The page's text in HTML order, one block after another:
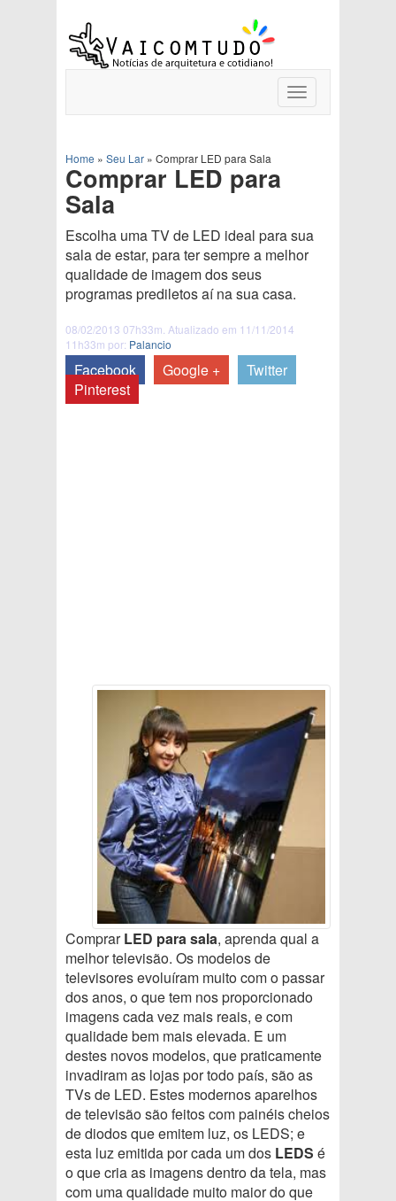
Toggle
navigation
Home » Seu Lar » Comprar LED para Sala
Comprar LED para
Sala
Escolha uma TV de LED ideal para sua
sala de estar, para ter sempre a melhor
qualidade de imagem dos seus
programas prediletos aí na sua casa.
08/02/2013 07h33m. Atualizado em 11/11/2014
11h33m por: Palancio
Facebook Google +
Twitter
Pinterest
ComprarLED para sala, aprenda qual a
melhor televisão. Os modelos de
televisores evoluíram muito com o passar
dos anos, o que tem nos proporcionado
imagens cada vez mais reais, e com
qualidade bem mais elevada. E um
destes novos modelos, que praticamente
invadiram as lojas por todo país, são as
TVs de LED. Estes modernos aparelhos
de televisão são feitos com painéis cheios
de diodos que emitem luz, os LEDS; e
esta luz emitida por cada um dos LEDS é
o que cria as imagens dentro da tela, mas
com uma qualidade muito maior do que